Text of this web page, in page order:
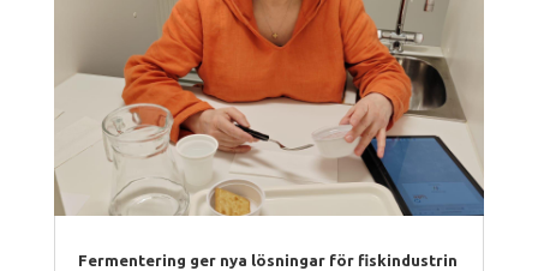
Fermentering ger nya lösningar för fiskindustrin